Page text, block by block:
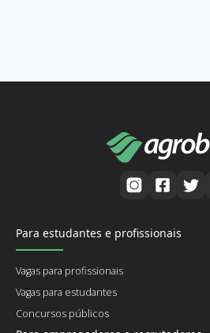
Para estudantes e profissionais
Vagas para profissionais
Vagas para estudantes
Concursos públicos